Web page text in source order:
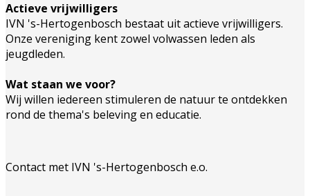
Actieve vrijwilligers
IVN 's-Hertogenbosch bestaat uit actieve vrijwilligers.
Onze vereniging kent zowel volwassen leden als
jeugdleden.
Wat staan we voor?
Wij willen iedereen stimuleren de natuur te ontdekken
rond de thema's beleving en educatie.
Contact met IVN 's-Hertogenbosch e.o.